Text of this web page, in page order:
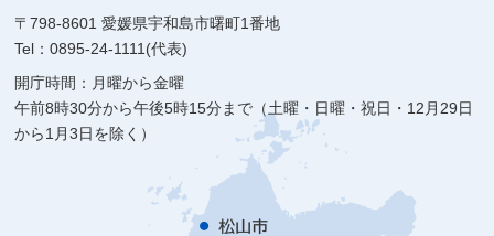
〒798-8601 愛媛県宇和島市曙町1番地
Tel：0895-24-1111(代表)
開庁時間：月曜から金曜
午前8時30分から午後5時15分まで（土曜・日曜・祝日・12月29日
から1月3日を除く）